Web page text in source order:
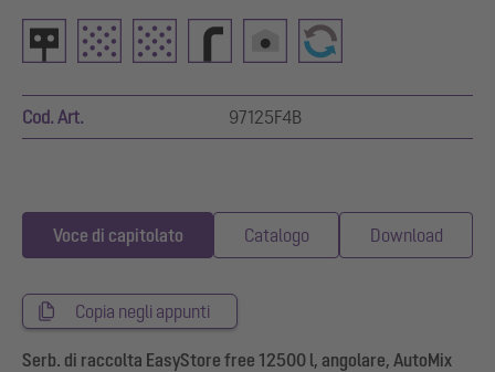
Cod. Art. 97125F4B
Voce di capitolato Catalogo Download
Copia negli appunti
Serb. di raccolta EasyStore free 12500 l, angolare, AutoMix